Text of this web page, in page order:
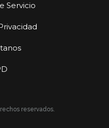
Servicio
reservados.